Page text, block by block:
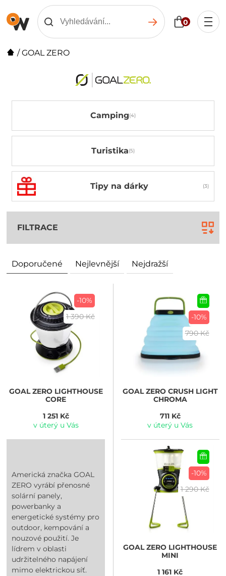
0
/GOAL ZERO
Camping
Turistika
Tipy na dárky
FILTRACE
Doporučené Nejlevnější Nejdražší
-10%
1 390 Kč
GOAL ZEROLIGHTHOUSE
CORE
1 251 Kč
v úterý u Vás
-10%
790 Kč
GOAL ZEROCRUSH LIGHT
CHROMA
711 Kč
v úterý u Vás
Americká značka GOAL
ZERO vyrábí přenosné
solární panely,
powerbanky a
energetické systémy pro
outdoor, kempování a
nouzové použití. Je
lídrem v oblasti
udržitelného napájení
mimo elektrickou síť.
-10%
1 290 Kč
GOAL ZERO LIGHTHOUSE
MINI
1 161 Kč